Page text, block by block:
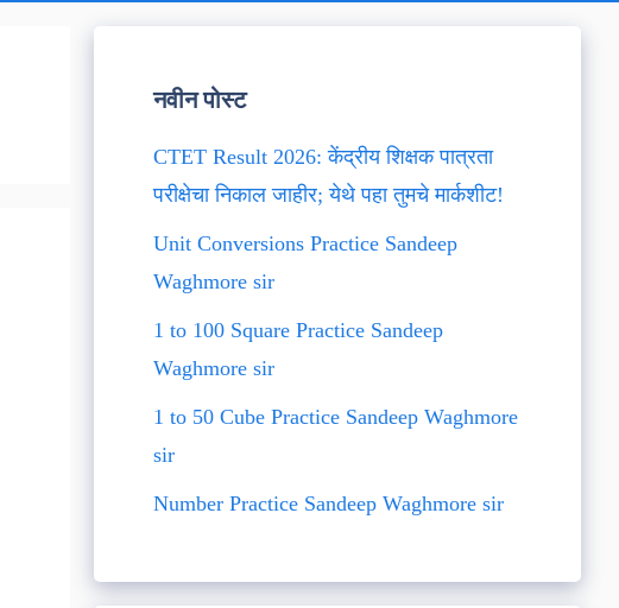
नवीन पोस्ट
CTET Result 2026: केंद्रीय शिक्षक पात्रता
परीक्षेचा निकाल जाहीर; येथे पहा तुमचे मार्कशीट!
Unit Conversions Practice Sandeep
Waghmore sir
1 to 100 Square Practice Sandeep
Waghmore sir
1 to 50 Cube Practice Sandeep Waghmore
sir
Number Practice Sandeep Waghmore sir